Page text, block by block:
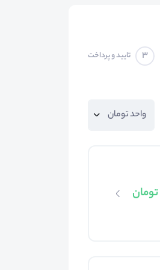
3 تایید و پرداخت